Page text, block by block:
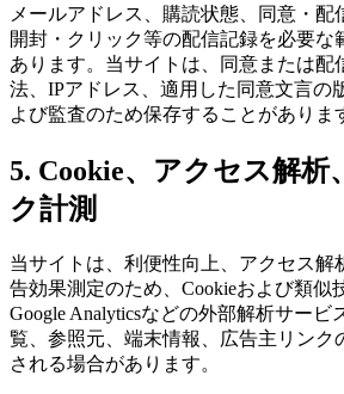
メールアドレス、購読状態、同意・配
開封・クリック等の配信記録を必要な
あります。当サイトは、同意または配
法、IPアドレス、適用した同意文言の
よび監査のため保存することがありま
5. Cookie、アクセス解析
ク計測
当サイトは、利便性向上、アクセス解
告効果測定のため、Cookieおよび類似
Google Analyticsなどの外部解析サービ
覧、参照元、端末情報、広告主リンク
される場合があります。